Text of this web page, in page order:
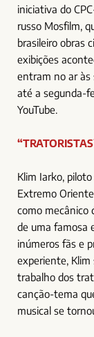
iniciativa do
russo Mosfilm,
brasileiro obras
exibições
entram no ar às
até a segunda-
YouTube.
Klim Iarko,
Extremo
como mecânico
de uma famosa
inúmeros fãs e
experiente, Klim
trabalho dos
canção-tema
musical se